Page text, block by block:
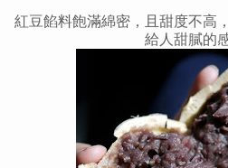
紅豆餡料飽滿綿密，且甜度不高
給人甜膩的